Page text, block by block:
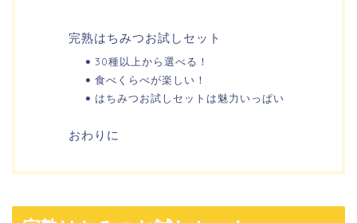
完熟はちみつお試しセット
30種以上から選べる！
食べくらべが楽しい！
はちみつお試しセットは魅力いっぱい
おわりに